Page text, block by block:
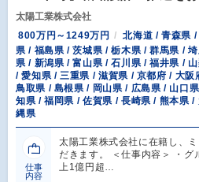
太陽工業株式会社
800万円～1249万円
北海道 / 青森県
県 / 福島県 / 茨城県 / 栃木県 / 群馬県 /
県 / 新潟県 / 富山県 / 石川県 / 福井県 /
/ 愛知県 / 三重県 / 滋賀県 / 京都府 / 大
鳥取県 / 島根県 / 岡山県 / 広島県 / 山口
知県 / 福岡県 / 佐賀県 / 長崎県 / 熊本県
縄県
仕事
内容
太陽工業株式会社に在籍し、
だきます。 ＜仕事内容＞ ・グ
上1億円超…